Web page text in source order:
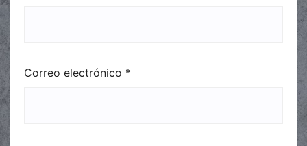
Correo electrónico *